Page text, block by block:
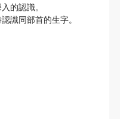
的認識。
識同部首的生字。